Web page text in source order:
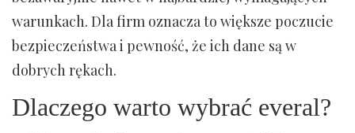
warunkach. Dla firm oznacza to większe poczucie
bezpieczeństwa i pewność, że ich dane są w
dobrych rękach.
Dlaczego warto wybrać everal?